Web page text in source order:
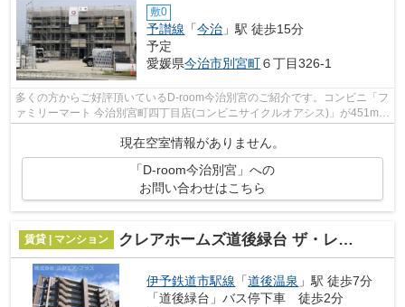
敷0
予讃線 「今治 」駅 徒歩15分
予定
愛媛県今治市別宮町６丁目326-1
多くの方からご好評頂いているD-room今治別宮のご紹介です。コンビニ「フ
ァミリーマート 今治別宮町四丁目店(コンビニサイクルオアシス)」が451m以
内にある物件です。使い勝手の良いア...
現在空室情報がありません。
「D-room今治別宮」への
お問い合わせはこちら
賃貸 | マンション クレアホームズ道後緑台 ザ・レジデンス
伊予鉄道市駅線 「道後温泉 」駅 徒歩7分
「道後緑台」バス停下車 徒歩2分